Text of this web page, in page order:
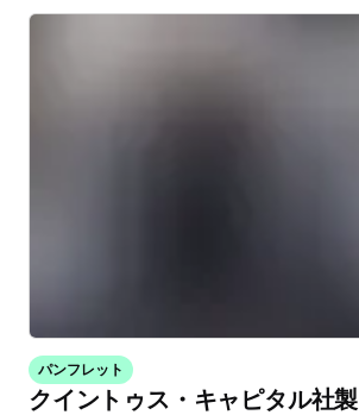
パンフレット
クイントゥス・キャピタル社製